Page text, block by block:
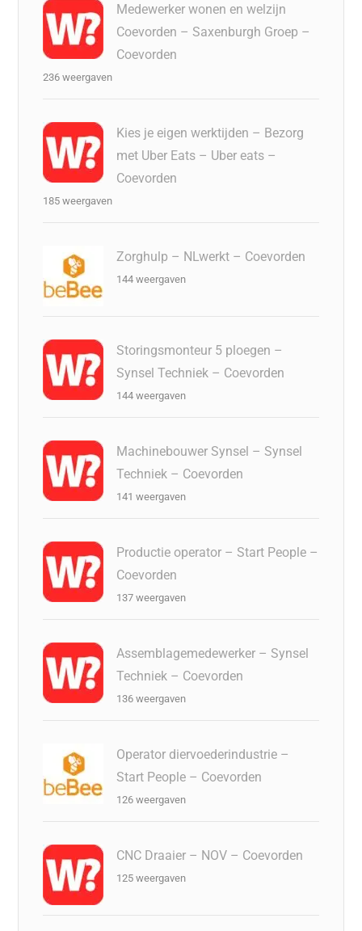
Medewerker wonen en welzijn
Coevorden – Saxenburgh Groep –
Coevorden
236 weergaven
Kies je eigen werktijden – Bezorg
met Uber Eats – Uber eats –
Coevorden
185 weergaven
Zorghulp – NLwerkt – Coevorden
144 weergaven
Storingsmonteur 5 ploegen –
Synsel Techniek – Coevorden
144 weergaven
Machinebouwer Synsel – Synsel
Techniek – Coevorden
141 weergaven
Productie operator – Start People –
Coevorden
137 weergaven
Assemblagemedewerker – Synsel
Techniek – Coevorden
136 weergaven
Operator diervoederindustrie –
Start People – Coevorden
126 weergaven
CNC Draaier – NOV – Coevorden
125 weergaven